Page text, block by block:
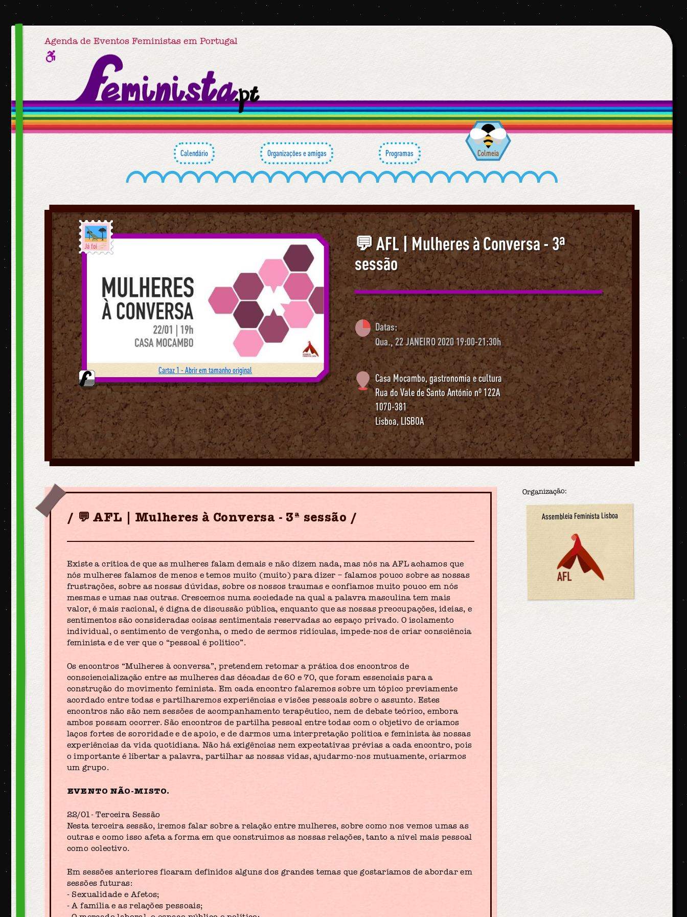
Agenda de Eventos Feministas em Portugal
Calendário Organizações e amigas Programas Colmeia
💬 AFL | Mulheres à Conversa - 3ª
sessão
Datas:
Qua., 22 JANEIRO 2020 19:00-21:30h
Casa Mocambo, gastronomia e cultura
Rua do Vale de Santo António nº 122A
1070-381
Lisboa,LISBOA
Já foi
Cartaz 1 - Abrir em tamanho original
💬 AFL | Mulheres à Conversa - 3ª sessão
Existe a crítica de que as mulheres falam demais e não dizem nada, mas nós na AFL achamos que
nós mulheres falamos de menos e temos muito (muito) para dizer – falamos pouco sobre as nossas
frustrações, sobre as nossas dúvidas, sobre os nossos traumas e confiamos muito pouco em nós
mesmas e umas nas outras. Crescemos numa sociedade na qual a palavra masculina tem mais
valor, é mais racional, é digna de discussão pública, enquanto que as nossas preocupações, ideias, e
sentimentos são consideradas coisas sentimentais reservadas ao espaço privado. O isolamento
individual, o sentimento de vergonha, o medo de sermos ridículas, impede-nos de criar consciência
feminista e de ver que o “pessoal é político”.
Os encontros “Mulheres à conversa”, pretendem retomar a prática dos encontros de
consciencialização entre as mulheres das décadas de 60 e 70, que foram essenciais para a
construção do movimento feminista. Em cada encontro falaremos sobre um tópico previamente
acordado entre todas e partilharemos experiências e visões pessoais sobre o assunto. Estes
encontros não são nem sessões de acompanhamento terapêutico, nem de debate teórico, embora
ambos possam ocorrer. São encontros de partilha pessoal entre todas com o objetivo de criamos
laços fortes de sororidade e de apoio, e de darmos uma interpretação política e feminista às nossas
experiências da vida quotidiana. Não há exigências nem expectativas prévias a cada encontro, pois
o importante é libertar a palavra, partilhar as nossas vidas, ajudarmo-nos mutuamente, criarmos
um grupo.
EVENTO NÃO-MISTO.
22/01- Terceira Sessão
Nesta terceira sessão, iremos falar sobre a relação entre mulheres, sobre como nos vemos umas as
outras e como isso afeta a forma em que construimos as nossas relações, tanto a nível mais pessoal
como colectivo.
Em sessões anteriores ficaram definidos alguns dos grandes temas que gostaríamos de abordar em
sessões futuras:
- Sexualidade e Afetos;
- A família e as relações pessoais;
Organização:
Assembleia Feminista Lisboa